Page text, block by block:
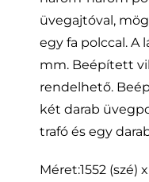
üvegajtóval,
egy fa polccal. A
mm. Beépített
rendelhető.
két darab
trafó és egy
Méret:1552 (szé)